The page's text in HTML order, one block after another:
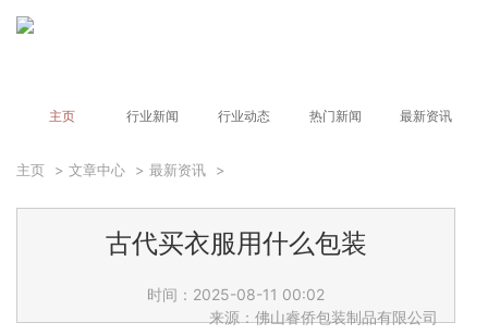
主页 行业新闻 行业动态 热门新闻 最新资讯
主页 > 文章中心 > 最新资讯 >
古代买衣服用什么包装
时间：2025-08-11 00:02
来源：佛山睿侨包装制品有限公司